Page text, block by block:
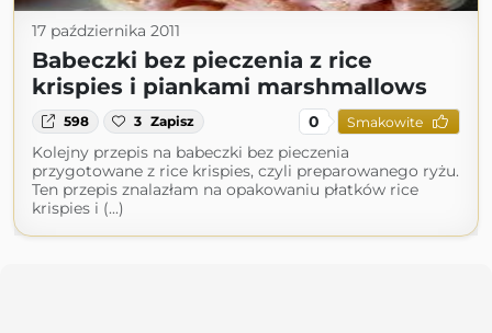
17 października 2011
Babeczki bez pieczenia z rice
krispies i piankami marshmallows
598 3 Zapisz 0 Smakowite
Kolejny przepis na babeczki bez pieczenia
przygotowane z rice krispies, czyli preparowanego ryżu.
Ten przepis znalazłam na opakowaniu płatków rice
krispies i (...)